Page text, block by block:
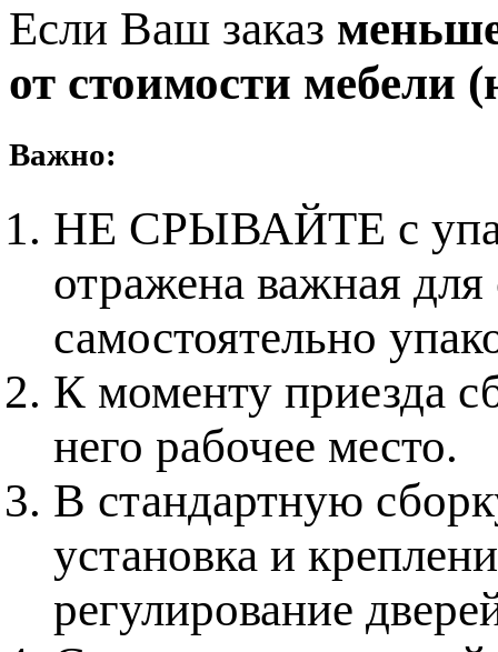
Если Ваш заказ
от стоимости мебели
Важно:
НЕ СРЫВАЙТЕ с
отражена важная
самостоятельно
К моменту приезда
него рабочее место.
В стандартную
установка и
регулирование